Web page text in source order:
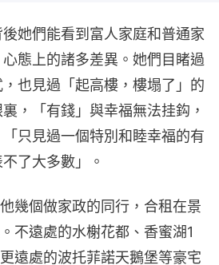
後她們能看到富人家庭和普通家
態上的諸多差異。她們目睹過
也見過「起高樓，樓塌了」的
，「有錢」與幸福無法挂鈎，
只見過一個特別和睦幸福的有
了大多數」。
幾個做家政的同行，合租在景
不遠處的水榭花都、香蜜湖1
遠處的波托菲諾天鵝堡等豪宅